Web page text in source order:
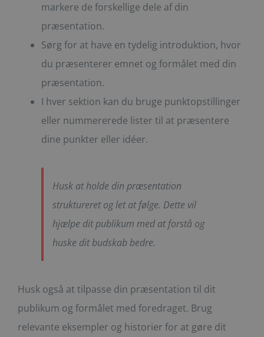
markere de forskellige dele af din
præsentation.
Sørg for at have en tydelig introduktion, hvor
du præsenterer emnet og formålet med din
præsentation.
I hver sektion kan du bruge punktopstillinger
eller nummererede lister til at præsentere
dine punkter eller idéer.
Husk at holde din præsentation
struktureret og let at følge. Dette vil
hjælpe dit publikum med at forstå og
huske dit budskab bedre.
Husk også at tilpasse din præsentation til dit
publikum og formålet med foredraget. Brug
relevante eksempler og historier for at gøre dit